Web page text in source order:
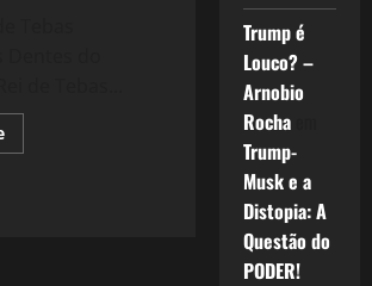
Read
more
Trump é
Louco? –
Arnobio
Rochaem
Trump-
Musk e a
Distopia: A
Questão do
PODER!